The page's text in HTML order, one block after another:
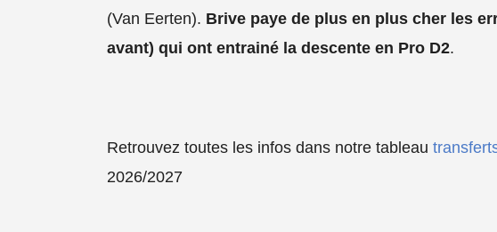
(Van Eerten). Brive paye de plus en plus cher les
avant) qui ont entrainé la descente en Pro D2.
Retrouvez toutes les infos dans notre tableau
2026/2027